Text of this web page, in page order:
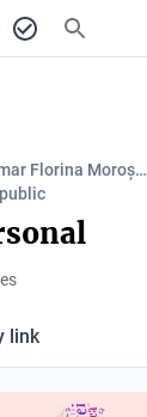
Florina Moroș…
link